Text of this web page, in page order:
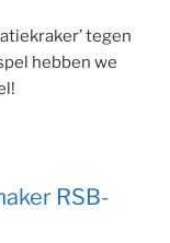
tegen
hebben we
RSB-